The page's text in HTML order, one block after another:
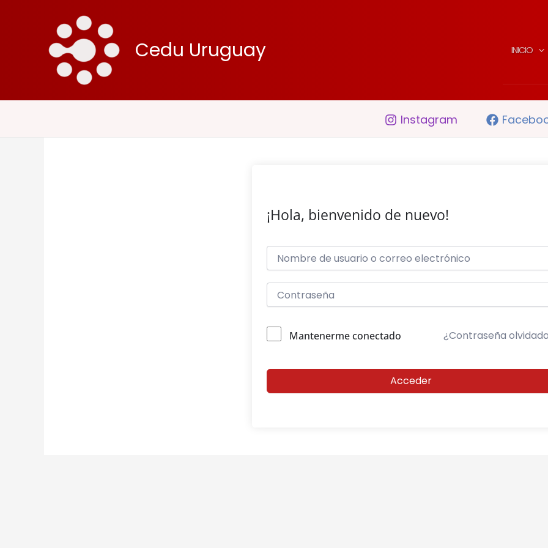
contenido
Cedu Uruguay INICIO
Instagram
¡Hola, bienvenido de nuevo!
Mantenerme conectado ¿Contraseña
Acceder